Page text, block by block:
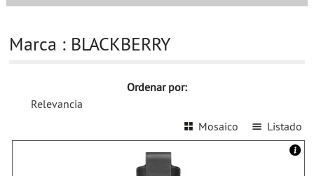
Marca : BLACKBERRY
Ordenar por:
Relevancia
Listado
Mosaico